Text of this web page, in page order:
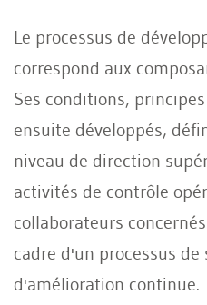
Le processus de
correspond aux
Ses conditions,
ensuite développés,
niveau de direction
activités de contrôle
collaborateurs
cadre d'un processus
d'amélioration continue.